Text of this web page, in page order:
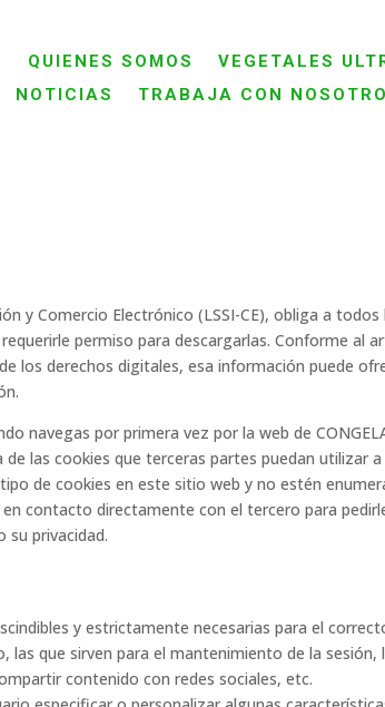
QUIENES SOMOS VEGETALES
NOTICIAS
TRABAJA CON
y Comercio Electrónico (LSSI-CE), obliga a
permiso para descargarlas. Conforme al
los derechos digitales, esa información puede
navegas por primera vez por la web de
las cookies que terceras partes puedan utilizar
de cookies en este sitio web y no estén
contacto directamente con el tercero para
su privacidad.
y estrictamente necesarias para el
las que sirven para el mantenimiento de la
contenido con redes sociales, etc.